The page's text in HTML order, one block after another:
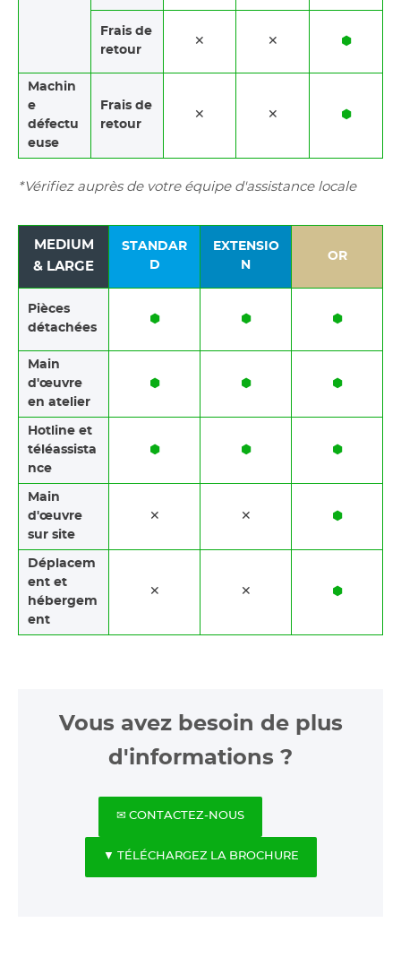
Frais de
retour
✕ ✕ ⬢
Machin
e
défectu
euse
Frais de
retour
✕ ✕ ⬢
*Vérifiez auprès de votre équipe d'assistance locale
MEDIUM
& LARGE
STANDAR
D
EXTENSIO
N
OR
Pièces
détachées
⬢ ⬢ ⬢
Main
d'œuvre
en atelier
⬢ ⬢ ⬢
Hotline et
téléassista
nce
⬢ ⬢ ⬢
Main
d'œuvre
sur site
✕ ✕ ⬢
Déplacem
ent et
hébergem
ent
✕ ✕ ⬢
Vous avez besoin de plus
d'informations ?
✉ CONTACTEZ-NOUS
▼ TÉLÉCHARGEZ LA BROCHURE